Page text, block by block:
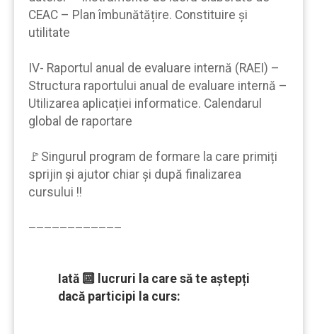
CEAC – Plan îmbunătățire. Constituire și
utilitate
IV- Raportul anual de evaluare internă (RAEI) –
Structura raportului anual de evaluare internă –
Utilizarea aplicației informatice. Calendarul
global de raportare
🚩Singurul program de formare la care primiți
sprijin şi ajutor chiar şi după finalizarea
cursului !!
————————————
Iată 🔟 lucruri la care să te aştepți
dacă participi la curs: